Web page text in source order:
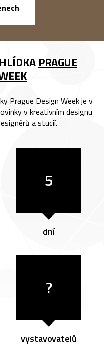
PRAGUE
Prague Design Week je v
v kreativním designu
a studií.
5
dní
?
vystavovatelů